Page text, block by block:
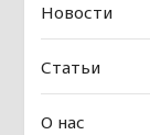
Новости
Статьи
О нас